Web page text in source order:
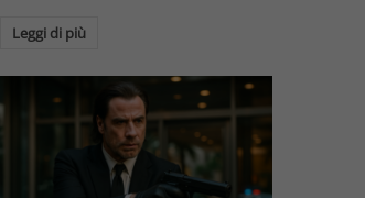
Leggi di più